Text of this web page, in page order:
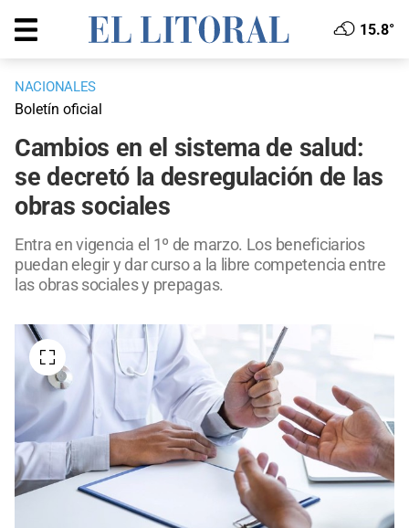
15.8°
NACIONALES
Boletín oficial
Cambios en el sistema de salud:
se decretó la desregulación de las
obras sociales
Entra en vigencia el 1º de marzo. Los beneficiarios
puedan elegir y dar curso a la libre competencia entre
las obras sociales y prepagas.